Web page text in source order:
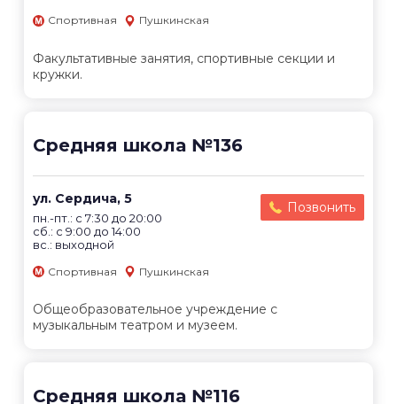
Спортивная Пушкинская
Факультативные занятия, спортивные секции и
кружки.
Средняя школа №136
ул. Сердича, 5
пн.-пт.: с 7:30 до 20:00
сб.: с 9:00 до 14:00
вс.: выходной
Позвонить
Спортивная Пушкинская
Общеобразовательное учреждение с
музыкальным театром и музеем.
Средняя школа №116